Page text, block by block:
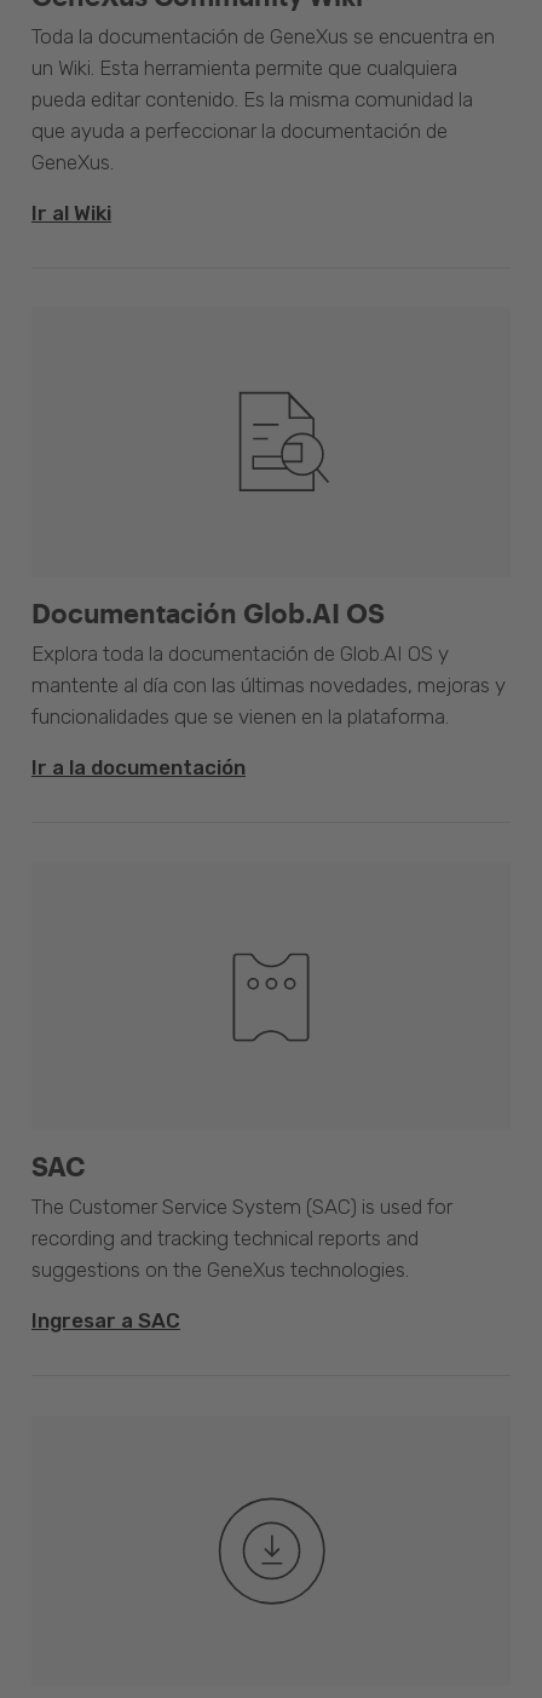
Toda la documentación de GeneXus se encuentra en
un Wiki. Esta herramienta permite que cualquiera
pueda editar contenido. Es la misma comunidad la
que ayuda a perfeccionar la documentación de
GeneXus.
Ir al Wiki
Documentación Glob.AI OS
Explora toda la documentación de Glob.AI OS y
mantente al día con las últimas novedades, mejoras y
funcionalidades que se vienen en la plataforma.
Ir a la documentación
SAC
The Customer Service System (SAC) is used for
recording and tracking technical reports and
suggestions on the GeneXus technologies.
Ingresar a SAC